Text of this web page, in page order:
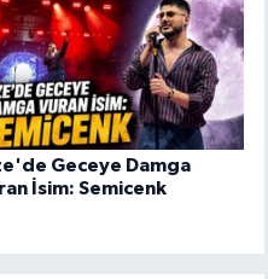
Geceye Damga
İsim: Semicenk